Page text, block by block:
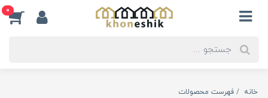
0
خانه
فهرست محصولات